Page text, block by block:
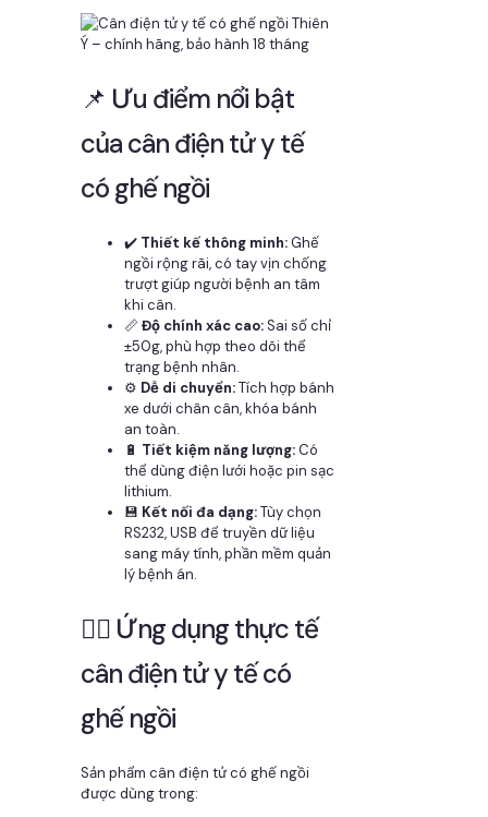
📌 Ưu điểm nổi bật
của cân điện tử y tế
có ghế ngồi
✔️ Thiết kế thông minh:Ghế
ngồi rộng rãi, có tay vịn chống
trượt giúp người bệnh an tâm
khi cân.
📏Độ chính xác cao:Sai số chỉ
±50g, phù hợp theo dõi thể
trạng bệnh nhân.
⚙️ Dễ di chuyển:Tích hợp bánh
xe dưới chân cân, khóa bánh
an toàn.
🔋 Tiết kiệm năng lượng:Có
thể dùng điện lưới hoặc pin sạc
lithium.
💾 Kết nối đa dạng:Tùy chọn
RS232, USB để truyền dữ liệu
sang máy tính, phần mềm quản
lý bệnh án.
🧑‍⚕️ Ứng dụng thực tế
cân điện tử y tế có
ghế ngồi
Sản phẩm cân điện tử có ghế ngồi
được dùng trong: